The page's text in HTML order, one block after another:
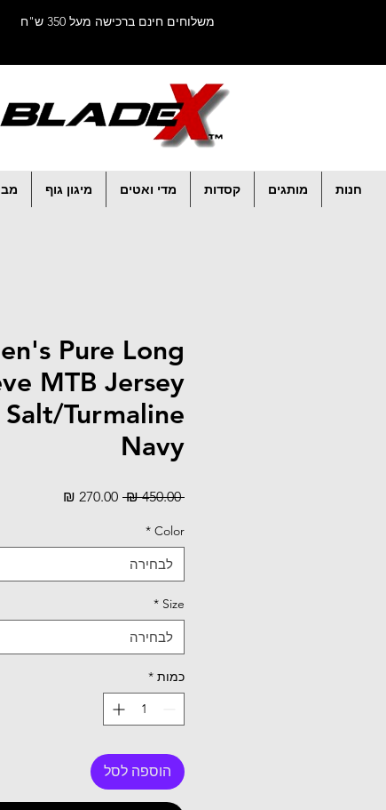
משלוחים חינם ברכישה מעל 350 ש"ח
חנות מותגים קסדות מדי ואטים מיגון גוף
Pure Long
MTB Jersey
Turmaline
Navy
‏450.00 ‏₪
מחיר
Color
*
לבחירה
Size
*
לבחירה
כמות *
הוספה לסל